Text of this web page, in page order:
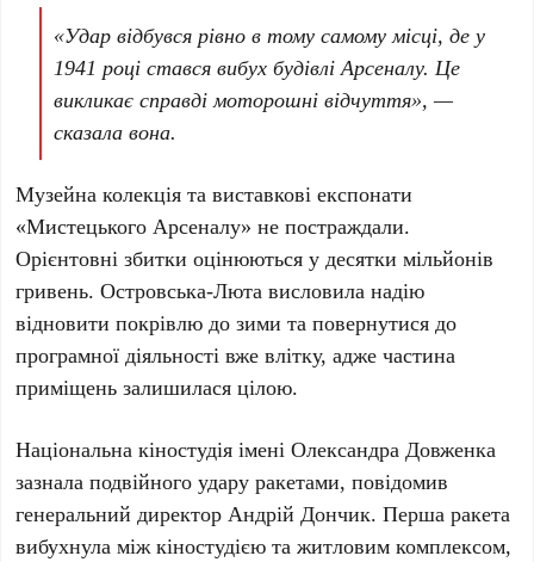
«Удар відбувся рівно в тому самому місці, де у
1941 році стався вибух будівлі Арсеналу. Це
викликає справді моторошні відчуття», —
сказала вона.
Музейна колекція та виставкові експонати
«Мистецького Арсеналу» не постраждали.
Орієнтовні збитки оцінюються удесятки мільйонів
гривень.Островська-Люта висловила надію
відновити покрівлю до зими та повернутися до
програмної діяльності вже влітку, адже частина
приміщень залишилася цілою.
Національна кіностудія імені Олександра Довженка
зазнала подвійного удару ракетами, повідомив
генеральний директорАндрій Дончик. Перша ракета
вибухнула між кіностудією та житловим комплексом,